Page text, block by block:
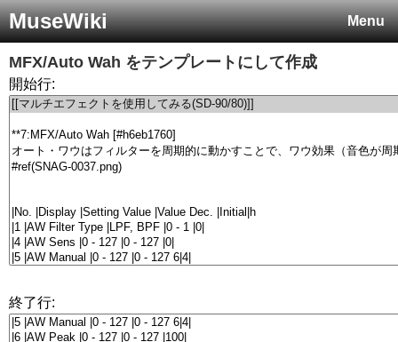
Menu
MuseWiki
MFX/Auto Wah をテンプレートにして作成
開始行:
終了行: